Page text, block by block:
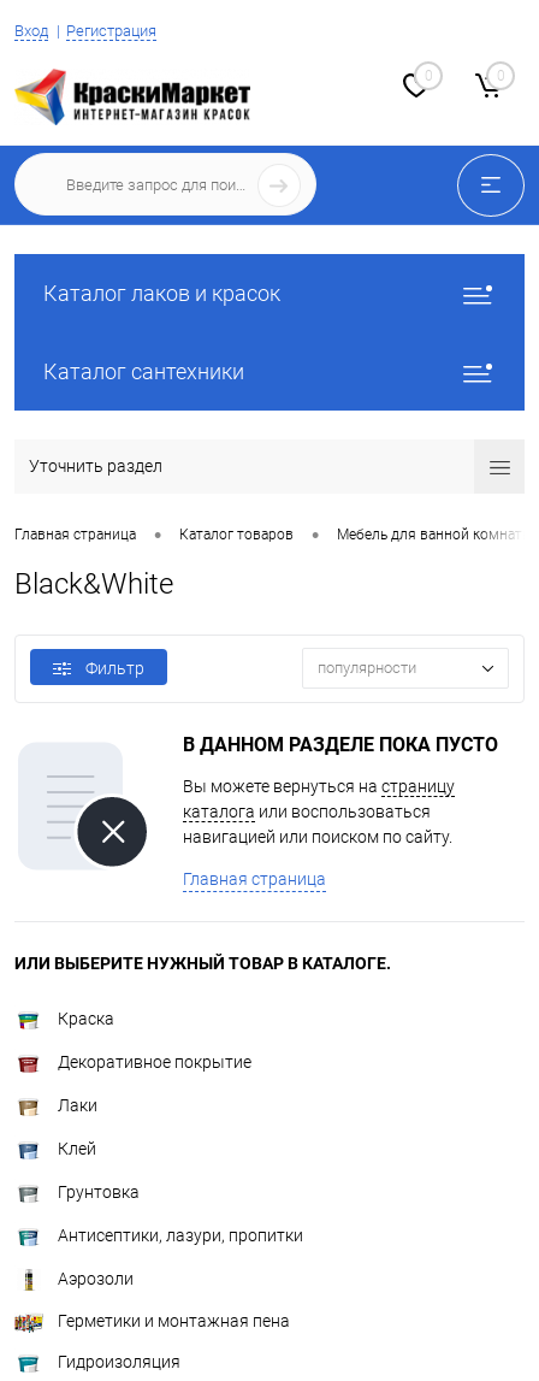
Вход Регистрация
0 0
Каталог лаков и красок
Каталог сантехники
Уточнить раздел
Главная страница • Каталог товаров • Мебель для ванной комнаты
Black&White
Фильтр популярности
В ДАННОМ РАЗДЕЛЕ ПОКА ПУСТО
Вы можете вернуться на страницу
каталога или воспользоваться
навигацией или поиском по сайту.
Главная страница
ИЛИ ВЫБЕРИТЕ НУЖНЫЙ ТОВАР В КАТАЛОГЕ.
Краска
Декоративное покрытие
Лаки
Клей
Грунтовка
Антисептики, лазури, пропитки
Аэрозоли
Герметики и монтажная пена
Гидроизоляция